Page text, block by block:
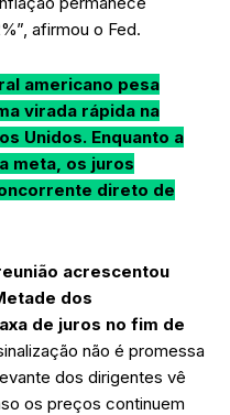
afirmou o Fed.
americano pesa
virada rápida na
Unidos. Enquanto a
meta, os juros
direto de
acrescentou
dos
de juros no fim de
não é promessa
dos dirigentes vê
os preços continuem